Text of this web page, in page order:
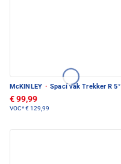
McKINLEY · Spací vak Trekker R 5°
€ 99,99
VOC*€ 129,99